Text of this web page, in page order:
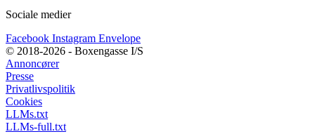
Sociale medier
Facebook Instagram Envelope
© 2018-2026 - Boxengasse I/S
Annoncører
Presse
Privatlivspolitik
Cookies
LLMs.txt
LLMs-full.txt